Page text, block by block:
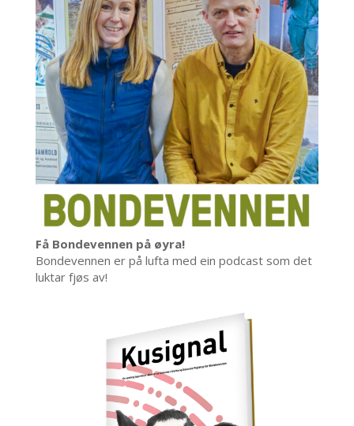
Få Bondevennen på øyra!
Bondevennen er på lufta med ein podcast som det
luktar fjøs av!